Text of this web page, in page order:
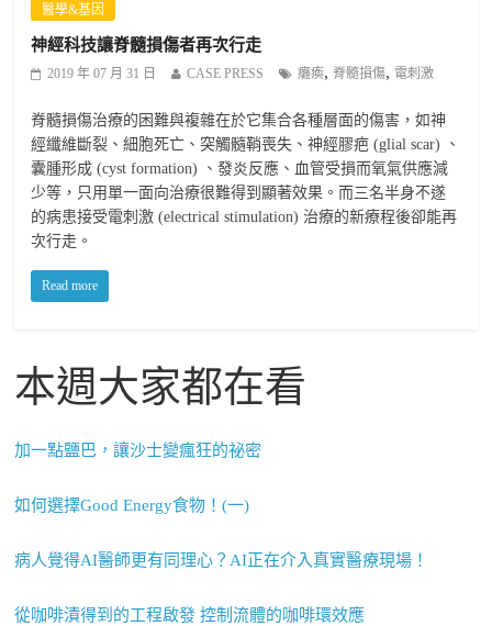
醫學&基因
神經科技讓脊髓損傷者再次行走
2019 年 07 月 31 日 CASE PRESS 癱瘓,脊髓損傷, 電刺激
脊髓損傷治療的困難與複雜在於它集合各種層面的傷害，如神
經纖維斷裂、細胞死亡、突觸髓鞘喪失、神經膠疤 (glial scar) 、
囊腫形成 (cyst formation) 、發炎反應、血管受損而氧氣供應減
少等，只用單一面向治療很難得到顯著效果。而三名半身不遂
的病患接受電刺激 (electrical stimulation) 治療的新療程後卻能再
次行走。
Read more
本週大家都在看
加一點鹽巴，讓沙士變瘋狂的祕密
如何選擇Good Energy食物！(一)
病人覺得AI醫師更有同理心？AI正在介入真實醫療現場！
從咖啡漬得到的工程啟發 控制流體的咖啡環效應